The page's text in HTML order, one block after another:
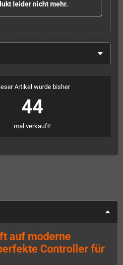
leider nicht mehr.
Artikel wurde bisher
44
mal verkauft!
auf moderne
Controller für